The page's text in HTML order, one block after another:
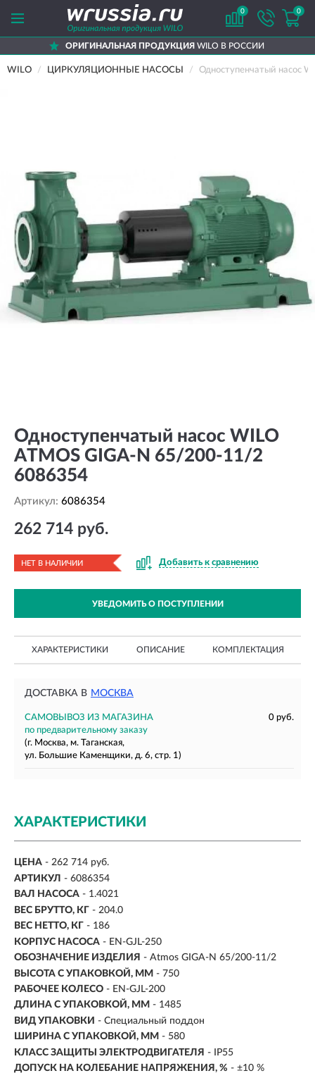
0 0
ОРИГИНАЛЬНАЯ ПРОДУКЦИЯ WILO В РОССИИ
WILO ЦИРКУЛЯЦИОННЫЕ НАСОСЫ Одноступенчатый насос
Одноступенчатый насос WILO
ATMOS GIGA-N 65/200-11/2
6086354
Артикул: 6086354
262 714 руб.
НЕТ В НАЛИЧИИ Добавить к сравнению
УВЕДОМИТЬ О ПОСТУПЛЕНИИ
ХАРАКТЕРИСТИКИ ОПИСАНИЕ КОМПЛЕКТАЦИЯ
ДОСТАВКА В МОСКВА
САМОВЫВОЗ ИЗ МАГАЗИНА
0 руб.
по предварительному заказу
(г. Москва, м. Таганская,
ул. Большие Каменщики, д. 6, стр. 1)
ХАРАКТЕРИСТИКИ
ЦЕНА - 262 714 руб.
АРТИКУЛ - 6086354
ВАЛ НАСОСА - 1.4021
ВЕС БРУТТО, КГ - 204.0
ВЕС НЕТТО, КГ - 186
КОРПУС НАСОСА - EN-GJL-250
ОБОЗНАЧЕНИЕ ИЗДЕЛИЯ - Atmos GIGA-N 65/200-11/2
ВЫСОТА С УПАКОВКОЙ, ММ - 750
РАБОЧЕЕ КОЛЕСО - EN-GJL-200
ДЛИНА С УПАКОВКОЙ, ММ - 1485
ВИД УПАКОВКИ - Специальный поддон
ШИРИНА С УПАКОВКОЙ, ММ - 580
КЛАСС ЗАЩИТЫ ЭЛЕКТРОДВИГАТЕЛЯ - IP55
ДОПУСК НА КОЛЕБАНИЕ НАПРЯЖЕНИЯ, % - ±10 %